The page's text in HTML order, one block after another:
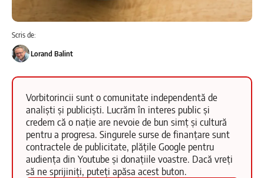
Scris de:
Lorand Balint
Vorbitorincii sunt o comunitate independentă de
analiști și publiciști. Lucrăm în interes public și
credem că o nație are nevoie de bun simț și cultură
pentru a progresa. Singurele surse de finanțare sunt
contractele de publicitate, plățile Google pentru
audiența din Youtube și donațiile voastre. Dacă vreți
să ne sprijiniți, puteți apăsa acest buton.